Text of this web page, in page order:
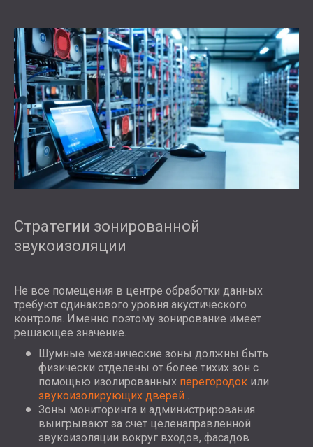
Стратегии зонированной
звукоизоляции
Не все помещения в центре обработки данных
требуют одинакового уровня акустического
контроля. Именно поэтому зонирование имеет
решающее значение.
Шумные механические зоны должны быть
физически отделены от более тихих зон с
помощью изолированных перегородок или
звукоизолирующих дверей
Зоны мониторинга и администрирования
выигрывают за счет целенаправленной
звукоизоляции вокруг входов, фасадов